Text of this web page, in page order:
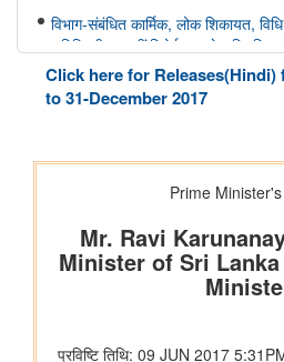
विभाग-संबंधित कार्मिक, लोक शिकायत,
समिति की 165वीं रिपोर्ट पर प्रेस विज्ञप्ति
विभाग-संबंधित विज्ञान तथा प्रौद्योगिकी,
संबंधी संसदीय स्थायी समिति की 412वीं
विभाग-संबंधित विज्ञान तथा प्रौद्योगिकी,
संबंधी संसदीय स्थायी समिति की 413-415वीं
स्वास्थ्य और परिवार कल्याण संबंधी
विभाग संबंधित वाणिज्य संबंधी संसदीय
प्रेस विज्ञप्ति
Click here for Releases(Hindi)
to 31-December 2017